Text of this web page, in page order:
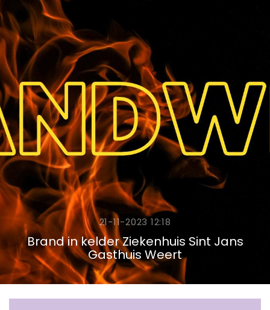
21-11-2023 12:18
Brand in kelder Ziekenhuis Sint Jans
Gasthuis Weert